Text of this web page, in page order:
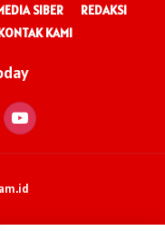
SIBER
REDAKSI
KAMI